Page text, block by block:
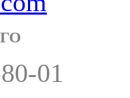
01